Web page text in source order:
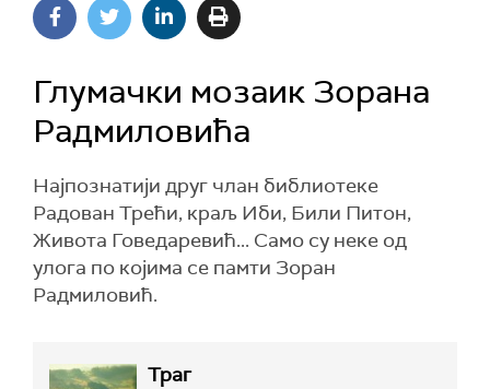
Глумачки мозаик Зорана
Радмиловића
Најпознатији друг члан библиотеке
Радован Трећи, краљ Иби, Били Питон,
Живота Говедаревић... Само су неке од
улога по којима се памти Зоран
Радмиловић.
Траг